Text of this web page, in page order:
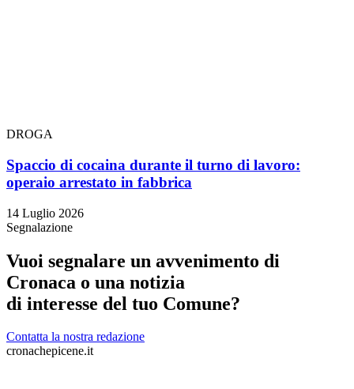
DROGA
Spaccio di cocaina durante il turno di lavoro:
operaio arrestato in fabbrica
14 Luglio 2026
Segnalazione
Vuoi segnalare un avvenimento di
Cronaca o una notizia
di interesse del tuo Comune?
Contatta la nostra redazione
cronachepicene.it